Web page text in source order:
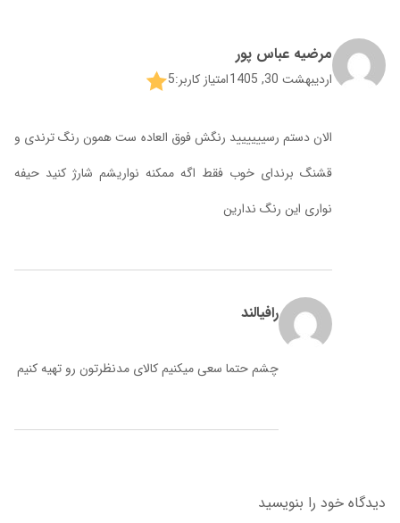
مرضیه عباس پور
اردیبهشت 30, 1405 امتیاز کاربر:5
الان دستم رسیییییید رنگش فوق العاده ست همون رنگ ترندی و
قشنگ برندای خوب فقط اگه ممکنه نواریشم شارژ کنید حیفه
نواری این رنگ ندارین
رافیالند
چشم حتما سعی میکنیم کالای مدنظرتون رو تهیه کنیم
دیدگاه خود را بنویسید